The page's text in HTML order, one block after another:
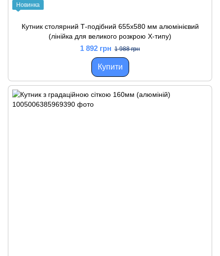
Новинка
Кутник столярний Т-подібний 655х580 мм алюмінієвий
(лінійка для великого розкрою Х-типу)
1 892 грн 1 988 грн
Купити